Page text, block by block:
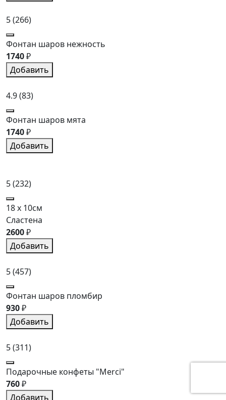
5(266)
Фонтан шаров нежность
1740₽
Добавить
4.9(83)
Фонтан шаров мята
1740₽
Добавить
5(232)
18 x 10см
Сластена
2600₽
Добавить
5(457)
Фонтан шаров пломбир
930₽
Добавить
5(311)
Подарочные конфеты "Merci"
760₽
Добавить